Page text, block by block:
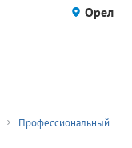
Орел
Профессиональный